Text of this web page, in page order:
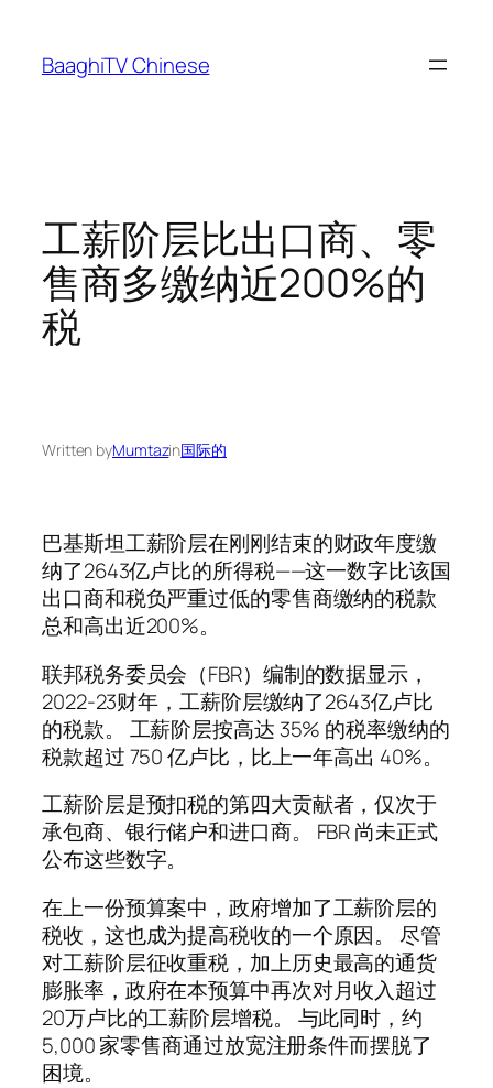
content
BaaghiTV Chinese
工薪阶层比出口商、零
售商多缴纳近200%的
税
Written byMumtazin国际的
巴基斯坦工薪阶层在刚刚结束的财政年度缴
纳了2643亿卢比的所得税——这一数字比该国
出口商和税负严重过低的零售商缴纳的税款
总和高出近200%。
联邦税务委员会（FBR）编制的数据显示，
2022-23财年，工薪阶层缴纳了2643亿卢比
的税款。 工薪阶层按高达 35% 的税率缴纳的
税款超过 750 亿卢比，比上一年高出 40%。
工薪阶层是预扣税的第四大贡献者，仅次于
承包商、银行储户和进口商。 FBR 尚未正式
公布这些数字。
在上一份预算案中，政府增加了工薪阶层的
税收，这也成为提高税收的一个原因。 尽管
对工薪阶层征收重税，加上历史最高的通货
膨胀率，政府在本预算中再次对月收入超过
20万卢比的工薪阶层增税。 与此同时，约
5,000 家零售商通过放宽注册条件而摆脱了
困境。